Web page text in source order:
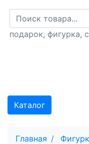
подарок, фигурка,
Каталог
Главная